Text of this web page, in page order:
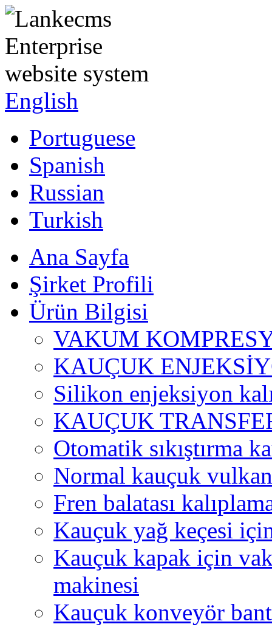
English
Portuguese
Spanish
Russian
Turkish
Ana Sayfa
Şirket Profili
Ürün Bilgisi
VAKUM
KAUÇUK
Silikon enjeksiyon
KAUÇUK
Otomatik sıkıştırma
Normal kauçuk
Fren balatası
Kauçuk yağ keçesi
Kauçuk kapak için
makinesi
Kauçuk konveyör